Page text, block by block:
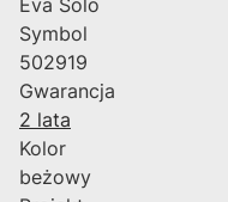
Eva Solo
Symbol
502919
Gwarancja
2 lata
Kolor
beżowy